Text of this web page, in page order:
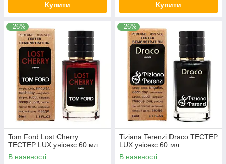
Купити Купити
–26%
Tom Ford Lost Cherry
ТЕСТЕР LUX унісекс 60 мл
В наявності
–26%
Tiziana Terenzi Draco ТЕСТЕР
LUX унісекс 60 мл
В наявності